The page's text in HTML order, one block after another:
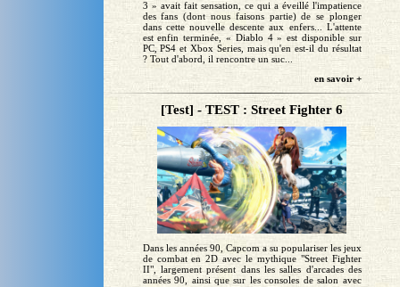
3 » avait fait sensation, ce qui a éveillé l'impatience
des fans (dont nous faisons partie) de se plonger
dans cette nouvelle descente aux enfers... L'attente
est enfin terminée, « Diablo 4 » est disponible sur
PC, PS4 et Xbox Series, mais qu'en est-il du résultat
? Tout d'abord, il rencontre un suc...
en savoir +
[Test] - TEST : Street Fighter 6
Dans les années 90, Capcom a su populariser les jeux
de combat en 2D avec le mythique "Street Fighter
II", largement présent dans les salles d'arcades des
années 90, ainsi que sur les consoles de salon avec